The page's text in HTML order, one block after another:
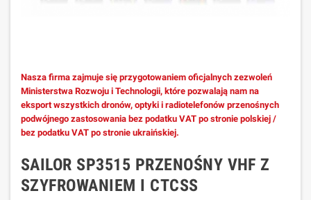
Nasza firma zajmuje się przygotowaniem oficjalnych zezwoleń
Ministerstwa Rozwoju i Technologii, które pozwalają nam na
eksport wszystkich dronów, optyki i radiotelefonów przenośnych
podwójnego zastosowania bez podatku VAT po stronie polskiej /
bez podatku VAT po stronie ukraińskiej.
SAILOR SP3515 PRZENOŚNY VHF Z
SZYFROWANIEM I CTCSS